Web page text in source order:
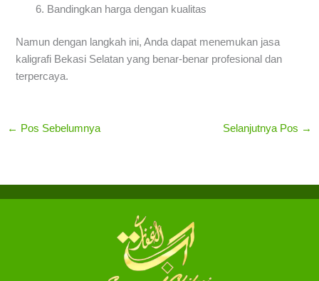
Bandingkan harga dengan kualitas
Namun dengan langkah ini, Anda dapat menemukan jasa
kaligrafi Bekasi Selatan yang benar-benar profesional dan
terpercaya.
← Pos Sebelumnya Selanjutnya Pos →